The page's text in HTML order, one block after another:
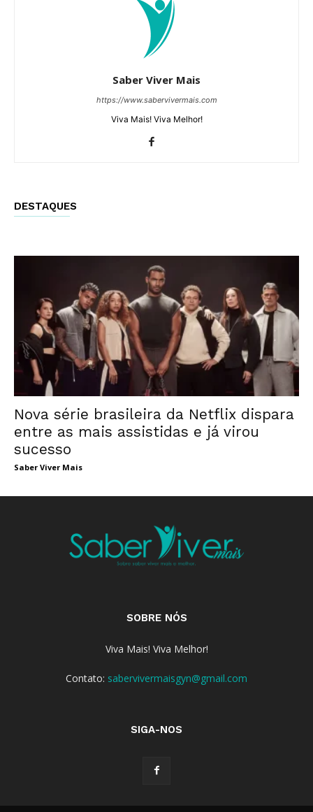
Saber Viver Mais
https://www.sabervivermais.com
Viva Mais! Viva Melhor!
DESTAQUES
Nova série brasileira da Netflix dispara
entre as mais assistidas e já virou
sucesso
Saber Viver Mais
SOBRE NÓS
Viva Mais! Viva Melhor!
Contato: sabervivermaisgyn@gmail.com
SIGA-NOS